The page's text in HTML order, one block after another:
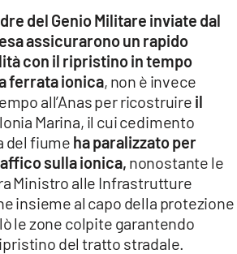
del Genio Militare inviate dal
assicurarono un rapido
con il ripristino in tempo
ferrata ionica, non è invece
all’Anas per ricostruire il
Marina, il cui cedimento
del fiume ha paralizzato per
sulla ionica, nonostante le
Ministro alle Infrastrutture
insieme al capo della protezione
le zone colpite garantendo
del tratto stradale.